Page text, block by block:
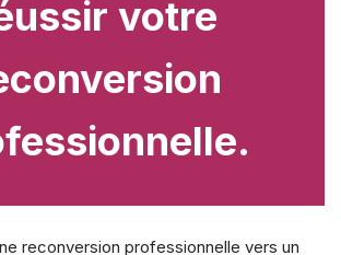
votre
reconversion professionnelle vers un